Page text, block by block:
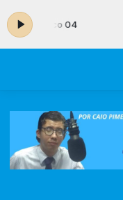
50 - Bloco 04